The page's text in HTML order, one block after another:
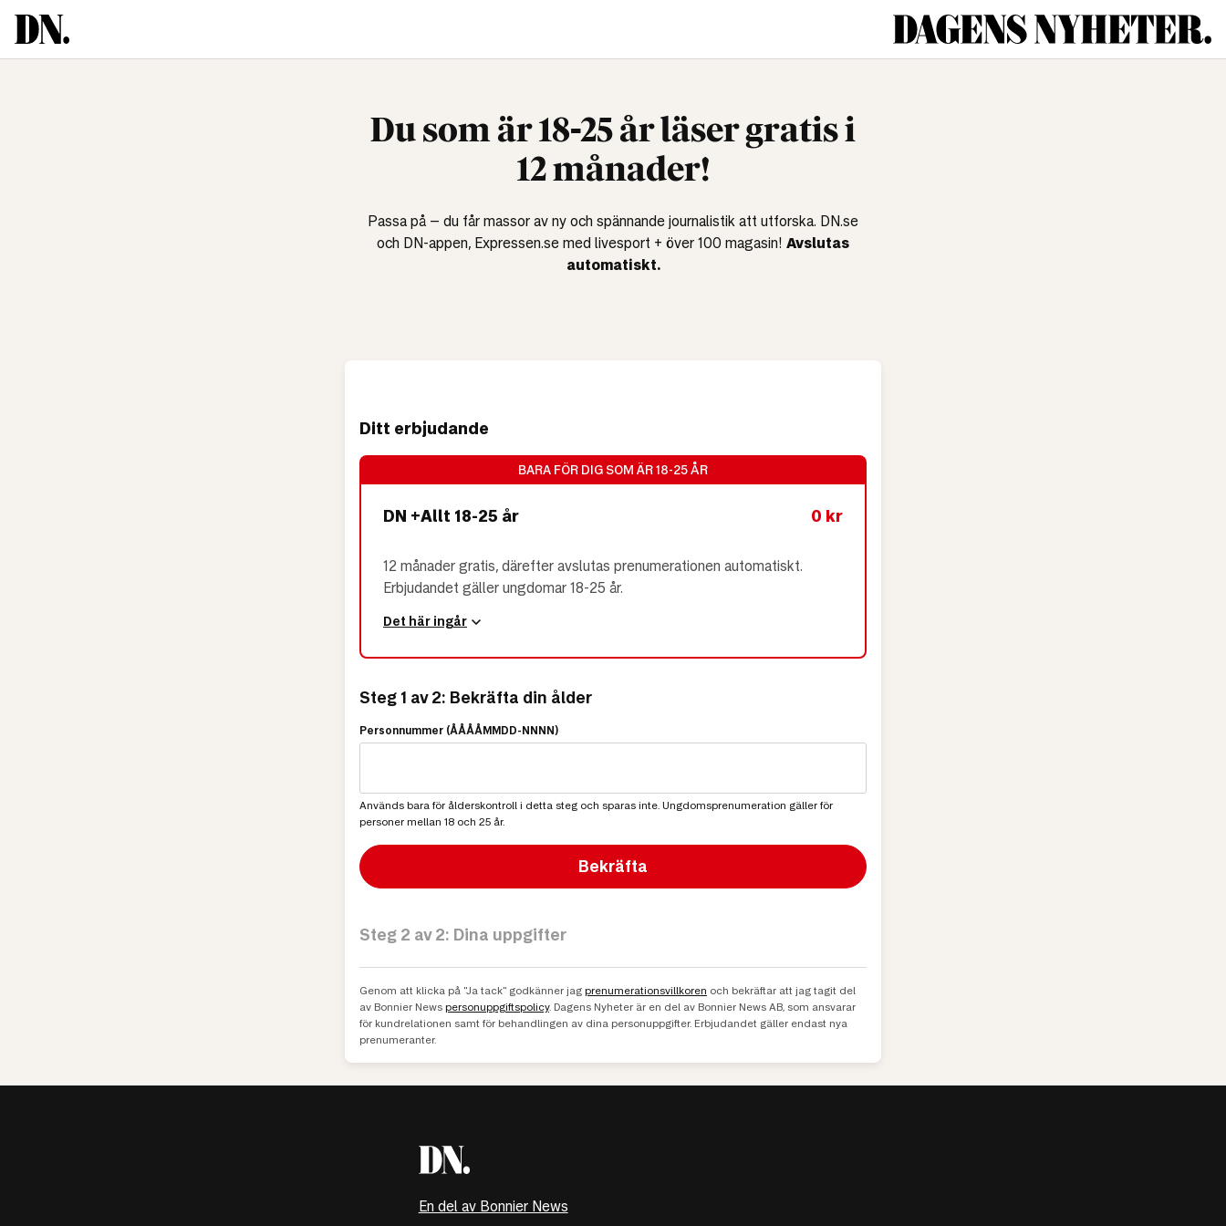
Du som är 18-25 år läser gratis i
12 månader!
Passa på – du får massor av ny och spännande journalistik att utforska. DN.se
och DN-appen, Expressen.se med livesport + över 100 magasin! Avslutas
automatiskt.
Ditt erbjudande
BARA FÖR DIG SOM ÄR 18-25 ÅR
DN +Allt 18-25 år 0 kr
12 månader gratis, därefter avslutas prenumerationen automatiskt.
Erbjudandet gäller ungdomar 18-25 år.
Det här ingår
Steg 1 av 2: Bekräfta din ålder
Personnummer (ÅÅÅÅMMDD-NNNN)
Används bara för ålderskontroll i detta steg och sparas inte. Ungdomsprenumeration gäller för
personer mellan 18 och 25 år.
Bekräfta
Steg 2 av 2: Dina uppgifter
Genom att klicka på "Ja tack" godkänner jag prenumerationsvillkoren och bekräftar att jag tagit del
av Bonnier News personuppgiftspolicy. Dagens Nyheter är en del av Bonnier News AB, som ansvarar
för kundrelationen samt för behandlingen av dina personuppgifter. Erbjudandet gäller endast nya
prenumeranter.
En del av Bonnier News